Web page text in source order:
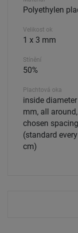
Polyethylen
Velikost ok
1 x 3 mm
Stínění
50%
Plachtová oka
inside
mm, all
chosen spacing
(standard
cm)